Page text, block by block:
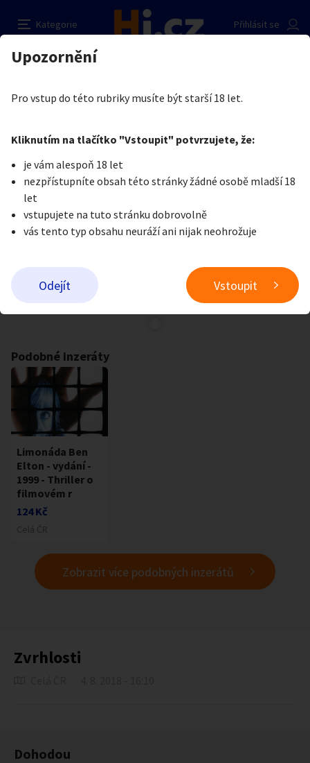
Kategorie
Přihlásit se
Auto-moto
Reality a bydlení Seznamka
Zvířata
Stroje a nářadí PC a elektro Sport a hobby
Sběratelství
Přidat inzerát
Erotika Ostatní a související
Je nám líto, ale tenhle inzerát již není aktuální.
Podobné inzeráty
Limonáda Ben
Elton - vydání -
1999 - Thriller o
filmovém r
124 Kč
Zobrazit více podobných inzerátů
Zvrhlosti
Dohodou
Zvrhlosti
Prodávající
Pošlete uživateli zprávu
Nahlásit inzerát
Upozornění
Pro vstup do této rubriky musíte být starší 18 let.
Kliknutím na tlačítko "Vstoupit" potvrzujete, že:
je vám alespoň 18 let
nezpřístupníte obsah této stránky žádné osobě mladší 18
let
vstupujete na tuto stránku dobrovolně
vás tento typ obsahu neuráží ani nijak neohrožuje
Odejít Vstoupit